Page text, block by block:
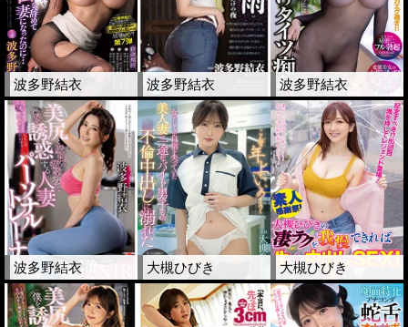
波多野結衣 波多野結衣 波多野結衣
波多野結衣 大槻ひびき 大槻ひびき